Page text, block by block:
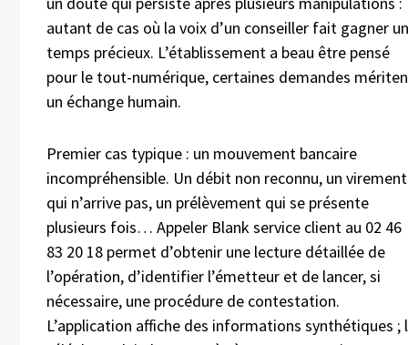
autant de cas où la voix d’un conseiller fait gagner un
temps précieux. L’établissement a beau être pensé
pour le tout-numérique, certaines demandes
un échange humain.
Premier cas typique : un mouvement bancaire
incompréhensible. Un débit non reconnu, un virement
qui n’arrive pas, un prélèvement qui se présente
plusieurs fois… Appeler Blank service client au 02 46
83 20 18 permet d’obtenir une lecture détaillée de
l’opération, d’identifier l’émetteur et de lancer, si
nécessaire, une procédure de contestation.
L’application affiche des informations synthétiques ;